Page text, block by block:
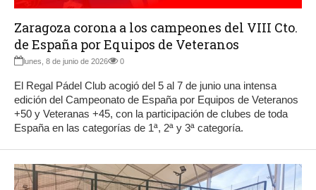
Zaragoza corona a los campeones del VIII Cto.
de España por Equipos de Veteranos
lunes, 8 de junio de 2026 0
El Regal Pádel Club acogió del 5 al 7 de junio una intensa
edición del Campeonato de España por Equipos de Veteranos
+50 y Veteranas +45, con la participación de clubes de toda
España en las categorías de 1ª, 2ª y 3ª categoría.